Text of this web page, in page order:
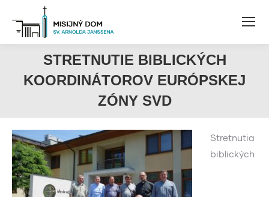
STRETNUTIE BIBLICKÝCH
KOORDINÁTOROV EURÓPSKEJ
ZÓNY SVD
Stretnutia
biblických